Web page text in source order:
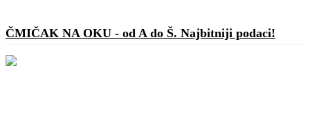
ČMIČAK NA OKU - od A do Š. Najbitniji podaci!